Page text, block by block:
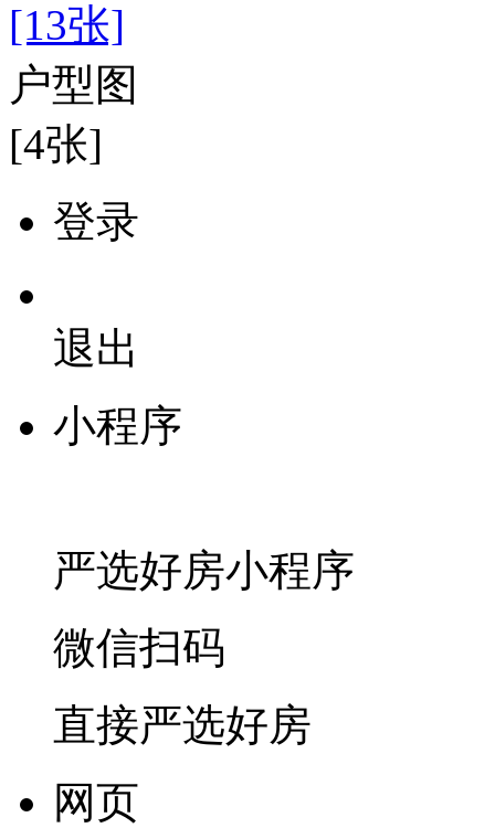
[13张]
户型图
[4张]
登录
退出
小程序
严选好房小程序
微信扫码
直接严选好房
网页